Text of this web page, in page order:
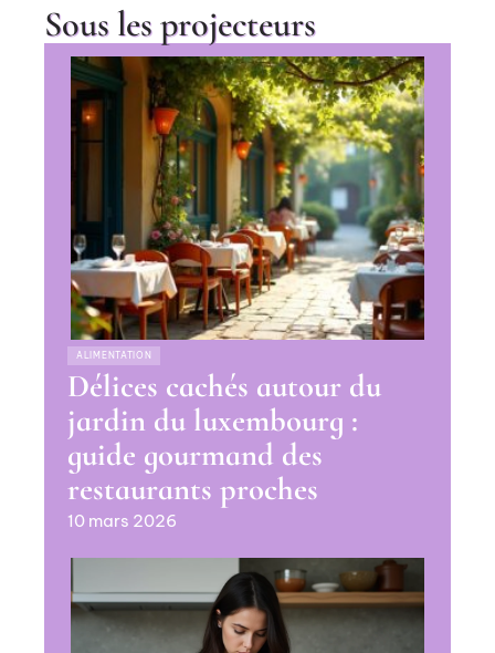
Sous les projecteurs
ALIMENTATION
Délices cachés autour du
jardin du luxembourg :
guide gourmand des
restaurants proches
10 mars 2026